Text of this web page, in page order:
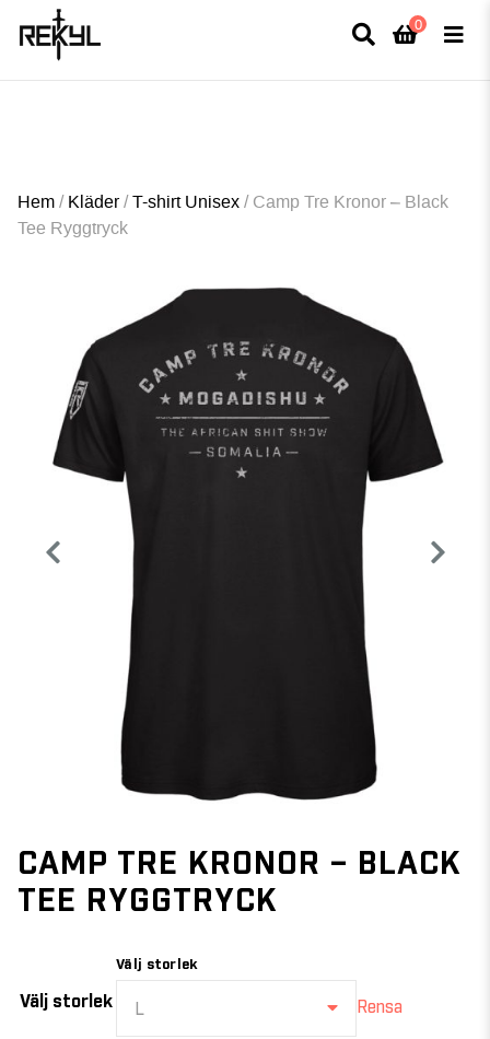
FULLT TRYCK I LEDNINGAR- MEDFÖR LÄNGRE LEVERANSTID - FRI FRAKT
0
Hem/ Kläder/T-shirt Unisex/Camp Tre Kronor – Black
Tee Ryggtryck
CAMP TRE KRONOR – BLACK
TEE RYGGTRYCK
Välj storlek
Välj storlek
L Rensa